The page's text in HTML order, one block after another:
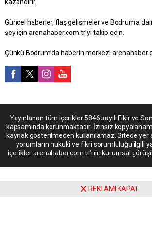
kazandırır.
Güncel haberler, flaş gelişmeler ve Bodrum’a
şey için arenahaber.com.tr’yi takip edin.
Çünkü Bodrum’da haberin merkezi
Yayınlanan tüm içerikler 5846 sayılı Fikir ve
kapsamında korunmaktadır. İzinsiz
kaynak gösterilmeden kullanılamaz. Sitede yer
yorumların hukuki ve fikri sorumluluğu ilgili
içerikler arenahaber.com.tr’nin kurumsal
REKLAMI KAPAT